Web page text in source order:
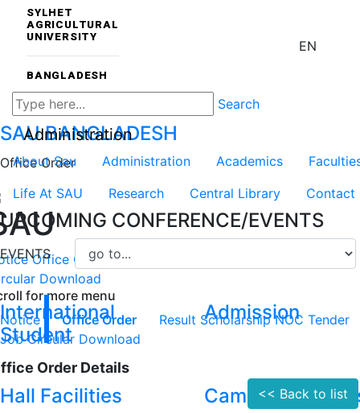
SYLHET
AGRICULTURAL
UNIVERSITY
BANGLADESH
EN
Search
SAUBANGLADESH
About Sau Administration Academics
Life At SAU
Research Central Library Contact
UPCOMING CONFERENCE/EVENTS
EVENTS
International
Student
Admission
Hall Facilities Campus
Administration
Office Order
Office Order Result
Download
for more menu
Notice
Office Order Result Scholarship NOC Tender
Job Circular Download
Order Details
<< Back to list